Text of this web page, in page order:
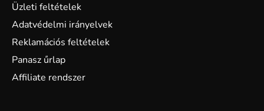
Üzleti feltételek
Adatvédelmi irányelvek
Reklamációs feltételek
Panasz űrlap
Affiliate rendszer